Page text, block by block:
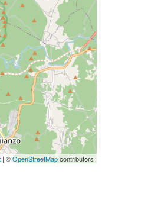
| ©OpenStreetMapcontributors